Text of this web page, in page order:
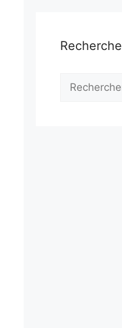
Recherche
Rechercher :